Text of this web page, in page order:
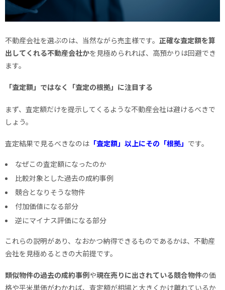
不動産会社を選ぶのは、当然ながら売主様です。 正確な査定額を算
出してくれる不動産会社かを見極められれば、高預かりは回避でき
ます。
「査定額」ではなく「査定の根拠」に注目する
まず、査定額だけを提示してくるような不動産会社は避けるべきで
しょう。
査定結果で見るべきなのは 「査定額」以上にその「根拠」 です。
なぜこの査定額になったのか
比較対象とした過去の成約事例
競合となりそうな物件
付加価値になる部分
逆にマイナス評価になる部分
これらの説明があり、なおかつ納得できるものであるかは、不動産
会社を見極めるときの大前提です。
類似物件の過去の成約事例や現在売りに出されている競合物件の価
格や平米単価がわかれば、査定額が相場と大きくかけ離れているか